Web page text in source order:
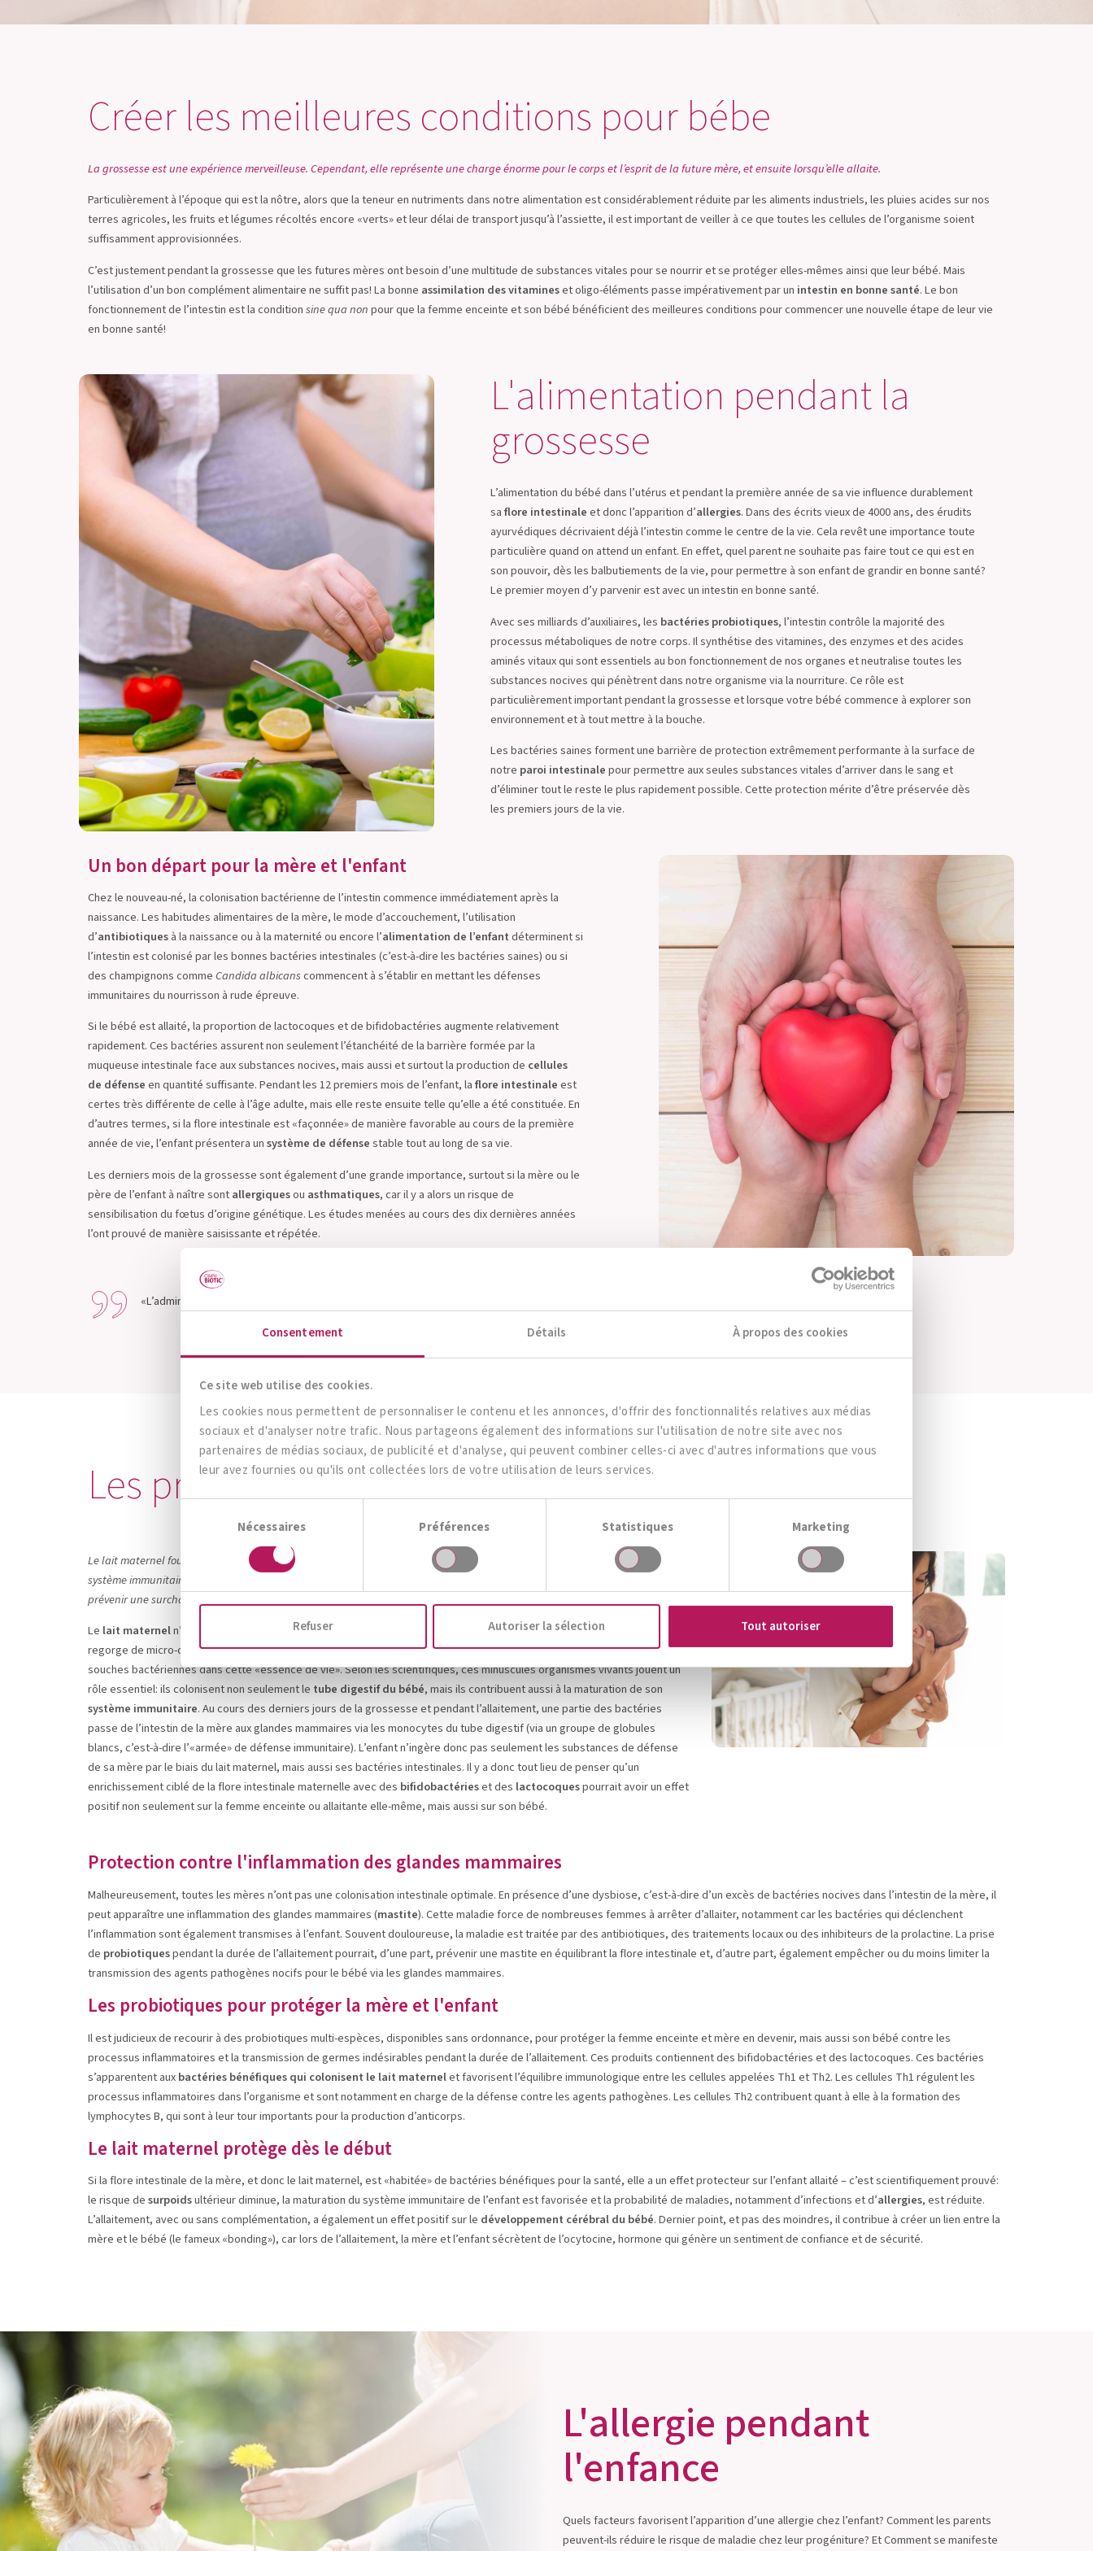
Consentement Détails À propos des cookies
Ce site web utilise des cookies.
Les cookies nous permettent de personnaliser le contenu et les annonces, d'offrir des fonctionnalités relatives aux médias
sociaux et d'analyser notre trafic. Nous partageons également des informations sur l'utilisation de notre site avec nos
partenaires de médias sociaux, de publicité et d'analyse, qui peuvent combiner celles-ci avec d'autres informations que vous
leur avez fournies ou qu'ils ont collectées lors de votre utilisation de leurs services.
consentement
Nécessaires Préférences Statistiques Marketing
Refuser Autoriser la sélection Tout autoriser
Créer les meilleures conditions pour bébe
La grossesse est une expérience merveilleuse. Cependant, elle représente une charge énorme pour le corps et l’esprit de la future mère, et ensuite lorsqu’elle allaite.
Particulièrement à l’époque qui est la nôtre, alors que la teneur en nutriments dans notre alimentation est considérablement réduite par les aliments industriels, les pluies acides sur nos
terres agricoles, les fruits et légumes récoltés encore «verts» et leur délai de transport jusqu’à l’assiette, il est important de veiller à ce que toutes les cellules de l’organisme soient
suffisamment approvisionnées.
C’est justement pendant la grossesse que les futures mères ont besoin d’une multitude de substances vitales pour se nourrir et se protéger elles-mêmes ainsi que leur bébé. Mais
l’utilisation d’un bon complément alimentaire ne suffit pas! La bonne assimilation des vitamineset oligo-éléments passe impérativement par un intestin en bonne santé. Le bon
fonctionnement de l’intestin est la conditionsine qua nonpour que la femme enceinte et son bébé bénéficient des meilleures conditions pour commencer une nouvelle étape de leur vie
en bonne santé!
L'alimentation pendant la
grossesse
L’alimentation du bébé dans l’utérus et pendant la première année de sa vie influence durablement
saflore intestinaleet donc l’apparition d’allergies. Dans des écrits vieux de 4000 ans, des érudits
ayurvédiques décrivaient déjà l’intestin comme le centre de la vie. Cela revêt une importance toute
particulière quand on attend un enfant. En effet, quel parent ne souhaite pas faire tout ce qui est en
son pouvoir, dès les balbutiements de la vie, pour permettre à son enfant de grandir en bonne santé?
Le premier moyen d’y parvenir est avec un intestin en bonne santé.
Avec ses milliards d’auxiliaires, les bactéries probiotiques, l’intestin contrôle la majorité des
processus métaboliques de notre corps. Il synthétise des vitamines, des enzymes et des acides
aminés vitaux qui sont essentiels au bon fonctionnement de nos organes et neutralise toutes les
substances nocives qui pénètrent dans notre organisme via la nourriture. Ce rôle est
particulièrement important pendant la grossesse et lorsque votre bébé commence à explorer son
environnement et à tout mettre à la bouche.
Les bactéries saines forment une barrière de protection extrêmement performante à la surface de
notre paroi intestinalepour permettre aux seules substances vitales d’arriver dans le sang et
d’éliminer tout le reste le plus rapidement possible. Cette protection mérite d’être préservée dès
les premiers jours de la vie.
Un bon départ pour la mère et l'enfant
Chez le nouveau-né, la colonisation bactérienne de l’intestin commence immédiatement après la
naissance. Les habitudes alimentaires de la mère, le mode d’accouchement, l’utilisation
d’antibiotiquesà la naissance ou à la maternité ou encore l’alimentation de l’enfantdéterminent si
l’intestin est colonisé par les bonnes bactéries intestinales (c’est-à-dire les bactéries saines) ou si
des champignons commeCandida albicanscommencent à s’établir en mettant les défenses
immunitaires du nourrisson à rude épreuve.
Si le bébé est allaité, la proportion de lactocoques et de bifidobactéries augmente relativement
rapidement. Ces bactéries assurent non seulement l’étanchéité de la barrière formée par la
muqueuse intestinale face aux substances nocives, mais aussi et surtout la production de cellules
de défenseen quantité suffisante. Pendant les 12 premiers mois de l’enfant, laflore intestinaleest
certes très différente de celle à l’âge adulte, mais elle reste ensuite telle qu’elle a été constituée. En
d’autres termes, si la flore intestinale est «façonnée» de manière favorable au cours de la première
année de vie, l’enfant présentera unsystème de défensestable tout au long de sa vie.
Les derniers mois de la grossesse sont également d’une grande importance, surtout si la mère ou le
père de l’enfant à naître sontallergiquesou asthmatiques, car il y a alors un risque de
sensibilisation du fœtus d’origine génétique. Les études menées au cours des dix dernières années
l’ont prouvé de manière saisissante et répétée.
«L’administration d’antibiotiques pendant l’enfance augmente le risque de maladies intestinales chroniques et de réactions d’hypersensibilité.»
Les probiotiques chez le bébé
Le lait maternel fournit au nouveau-né des substances immunitaires importantes. Une étude a récemment démontré que le
système immunitaire du nouveau-né s’améliore encore lorsque sa mère prend des probiotiques. Cela permet même de
prévenir une surcharge pondérale plus tard.
Le lait materneln’est en aucun cas un produit stérile, contrairement à ce qu’on pensait autrefois. À l’inverse même, il
regorge de micro-organismes bénéfiques pour la santé. Des études ont permis de mettre en évidence différentes
souches bactériennes dans cette «essence de vie». Selon les scientifiques, ces minuscules organismes vivants jouent un
rôle essentiel: ils colonisent non seulement le tube digestif du bébé, mais ils contribuent aussi à la maturation de son
système immunitaire. Au cours des derniers jours de la grossesse et pendant l’allaitement, une partie des bactéries
passe de l’intestin de la mère aux glandes mammaires via les monocytes du tube digestif (via un groupe de globules
blancs, c’est-à-dire l’«armée» de défense immunitaire). L’enfant n’ingère donc pas seulement les substances de défense
de sa mère par le biais du lait maternel, mais aussi ses bactéries intestinales. Il y a donc tout lieu de penser qu’un
enrichissement ciblé de la flore intestinale maternelle avec des bifidobactérieset des lactocoquespourrait avoir un effet
positif non seulement sur la femme enceinte ou allaitante elle-même, mais aussi sur son bébé.
Protection contre l'inflammation des glandes mammaires
Malheureusement, toutes les mères n’ont pas une colonisation intestinale optimale. En présence d’une dysbiose, c’est-à-dire d’un excès de bactéries nocives dans l’intestin de la mère, il
peut apparaître une inflammation des glandes mammaires (mastite). Cette maladie force de nombreuses femmes à arrêter d’allaiter, notamment car les bactéries qui déclenchent
l’inflammation sont également transmises à l’enfant. Souvent douloureuse, la maladie est traitée par des antibiotiques, des traitements locaux ou des inhibiteurs de la prolactine. La prise
de probiotiquespendant la durée de l’allaitement pourrait, d’une part, prévenir une mastite en équilibrant la flore intestinale et, d’autre part, également empêcher ou du moins limiter la
transmission des agents pathogènes nocifs pour le bébé via les glandes mammaires.
Les probiotiques pour protéger la mère et l'enfant
Il est judicieux de recourir à des probiotiques multi-espèces, disponibles sans ordonnance, pour protéger la femme enceinte et mère en devenir, mais aussi son bébé contre les
processus inflammatoires et la transmission de germes indésirables pendant la durée de l’allaitement. Ces produits contiennent des bifidobactéries et des lactocoques. Ces bactéries
s’apparentent auxbactéries bénéfiques qui colonisent le lait maternelet favorisent l’équilibre immunologique entre les cellules appelées Th1 et Th2. Les cellules Th1 régulent les
processus inflammatoires dans l’organisme et sont notamment en charge de la défense contre les agents pathogènes. Les cellules Th2 contribuent quant à elle à la formation des
lymphocytes B, qui sont à leur tour importants pour la production d’anticorps.
Le lait maternel protège dès le début
Si la flore intestinale de la mère, et donc le lait maternel, est «habitée» de bactéries bénéfiques pour la santé, elle a un effet protecteur sur l’enfant allaité – c’est scientifiquement prouvé:
le risque desurpoidsultérieur diminue, la maturation du système immunitaire de l’enfant est favorisée et la probabilité de maladies, notamment d’infections et d’allergies, est réduite.
L’allaitement, avec ou sans complémentation, a également un effet positif sur le développement cérébral du bébé. Dernier point, et pas des moindres, il contribue à créer un lien entre la
mère et le bébé (le fameux «bonding»), car lors de l’allaitement, la mère et l’enfant sécrètent de l’ocytocine, hormone qui génère un sentiment de confiance et de sécurité.
L'allergie pendant
l'enfance
Quels facteurs favorisent l’apparition d’une allergie chez l’enfant? Comment les parents
peuvent-ils réduire le risque de maladie chez leur progéniture? Et Comment se manifeste